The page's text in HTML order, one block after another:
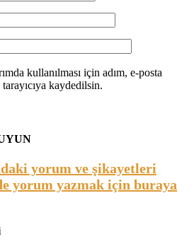
kullanılması için adım, e-posta
kaydedilsin.
yorum ve şikayetleri
yorum yazmak için buraya